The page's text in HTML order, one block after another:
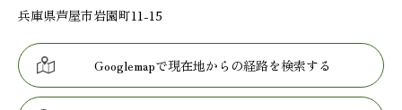
兵庫県芦屋市岩園町11-15
Googlemapで現在地からの経路を検索する